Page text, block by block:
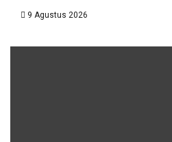
9 Agustus 2026